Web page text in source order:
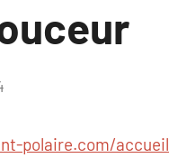
polaire.com/